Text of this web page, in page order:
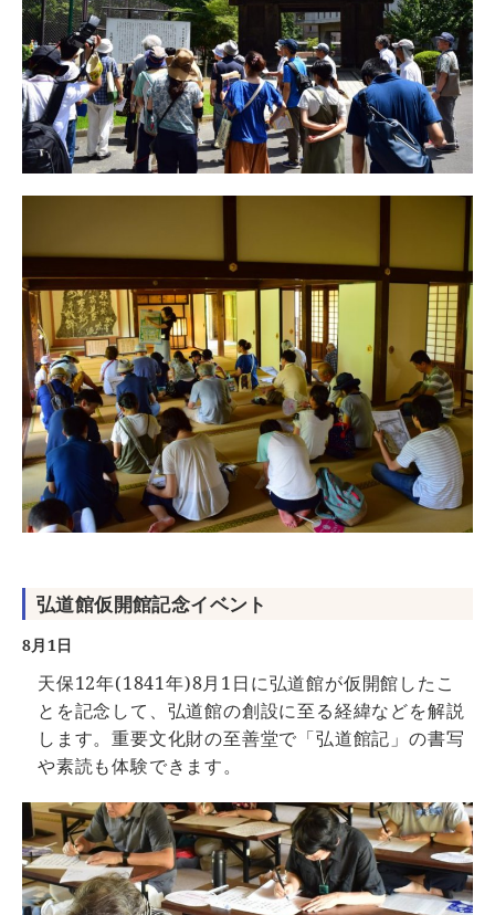
弘道館仮開館記念イベント
8月1日
天保12年(1841年)8月1日に弘道館が仮開館したこ
とを記念して、弘道館の創設に至る経緯などを解説
します。重要文化財の至善堂で「弘道館記」の書写
や素読も体験できます。